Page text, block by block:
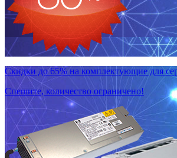
Скидки до 65% на комплектующие для
Спешите, количество ограничено!